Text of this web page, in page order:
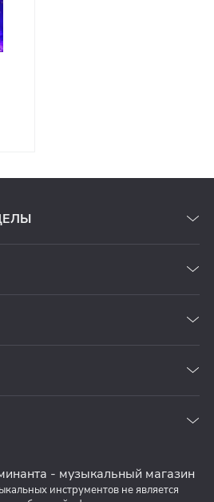
инструментов не является